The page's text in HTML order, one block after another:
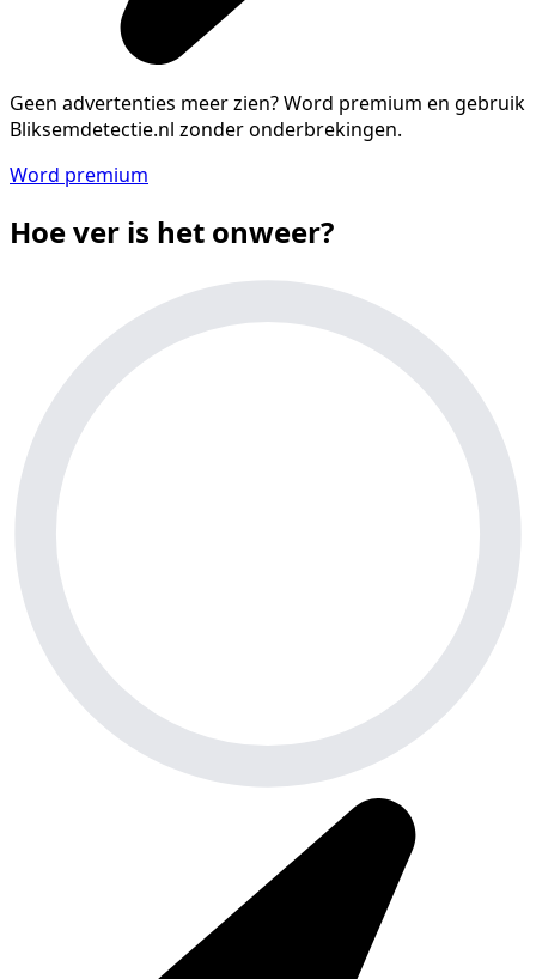
Geen advertenties meer zien?Word premium en gebruik
Bliksemdetectie.nl zonder onderbrekingen.
Word premium
Hoe ver is het onweer?